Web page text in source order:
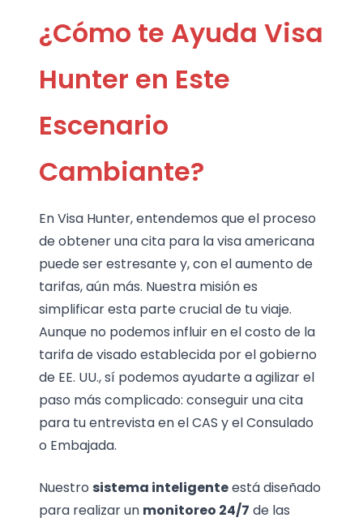
¿Cómo te Ayuda Visa
Hunter en Este
Escenario
Cambiante?
En Visa Hunter, entendemos que el proceso
de obtener una cita para la visa americana
puede ser estresante y, con el aumento de
tarifas, aún más. Nuestra misión es
simplificar esta parte crucial de tu viaje.
Aunque no podemos influir en el costo de la
tarifa de visado establecida por el gobierno
de EE. UU., sí podemos ayudarte a agilizar el
paso más complicado: conseguir una cita
para tu entrevista en el CAS y el Consulado
o Embajada.
Nuestro sistema inteligenteestá diseñado
para realizar un monitoreo 24/7 de las